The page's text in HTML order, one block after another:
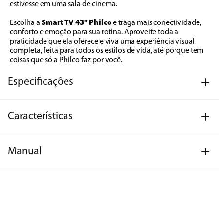
estivesse em uma sala de cinema.
Escolha a Smart TV 43" Philco e traga mais conectividade,
conforto e emoção para sua rotina. Aproveite toda a
praticidade que ela oferece e viva uma experiência visual
completa, feita para todos os estilos de vida, até porque tem
coisas que só a Philco faz por você.
Especificações
Características
Manual